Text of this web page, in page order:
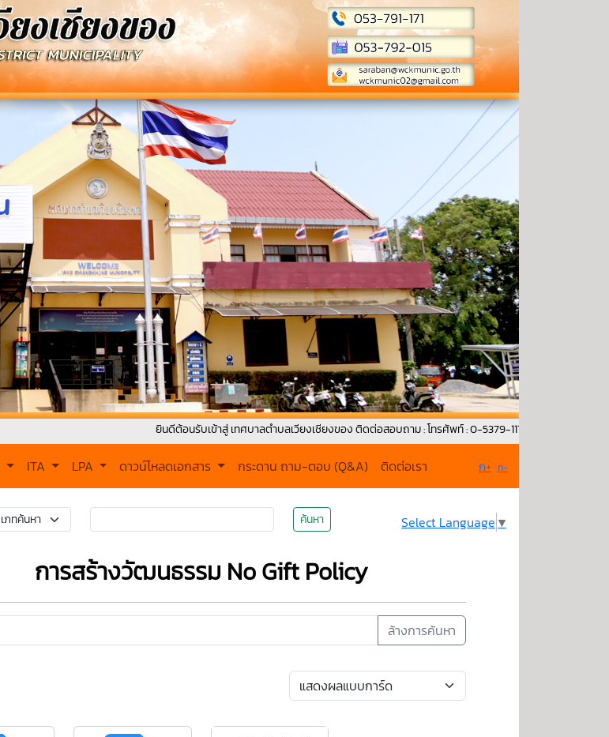
ยินดีต้อนรับเข้าสู่ เทศบาลตำบลเวียงเชียงของ ติดต่อสอบถาม : โทรศัพท์ : 0-5379-1171 Fax : 053-792-015 G-mail :
ITA LPA ดาวน์โหลดเอกสาร กระดาน ถาม-ตอบ (Q&A) ติดต่อเรา ก+ ก-
ค้นหา Select Language ▼
การสร้างวัฒนธรรม No Gift Policy
ล้างการค้นหา